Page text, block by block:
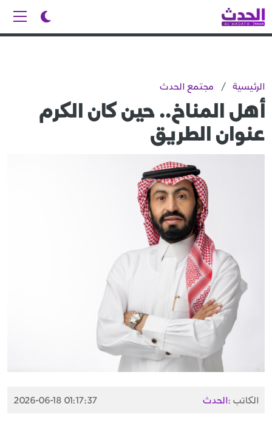
الرئيسية / مجتمع الحدث
أهل المناخ.. حين كان الكرم
عنوان الطريق
الكاتب :الحدث 2026-06-18 01:17:37